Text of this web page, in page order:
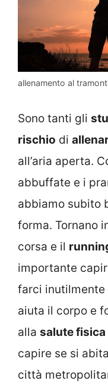
allenamento al
Sono tanti gli
rischio di
all’aria aperta.
abbuffate e i
abbiamo subito
forma. Tornano
corsa e il
importante
farci inutilmente
aiuta il corpo e
alla salute fisica
capire se si
città